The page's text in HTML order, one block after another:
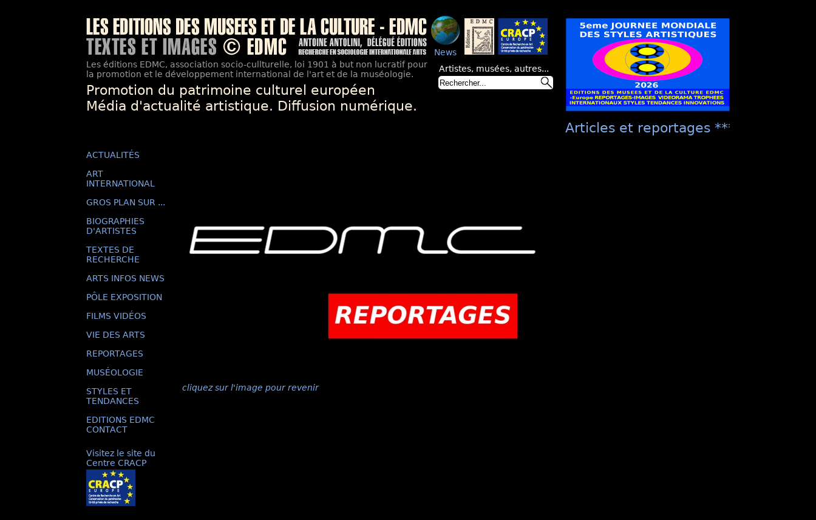
News
Les éditions EDMC, association socio-cullturelle, loi 1901 à but non lucratif pour
la promotion et le développement international de l'art et de la muséologie.
Promotion du patrimoine culturel européen
Média d'actualité artistique. Diffusion numérique.
Artistes, musées, autres...
Articles et reportages ****
ACTUALITÉS
ART
INTERNATIONAL
GROS PLAN SUR ...
BIOGRAPHIES
D'ARTISTES
TEXTES DE
RECHERCHE
ARTS INFOS NEWS
PÔLE EXPOSITION
FILMS VIDÉOS
VIE DES ARTS
REPORTAGES
MUSÉOLOGIE
STYLES ET
TENDANCES
EDITIONS EDMC
CONTACT
Visitez le site du
Centre CRACP
cliquez sur l'image pour revenir